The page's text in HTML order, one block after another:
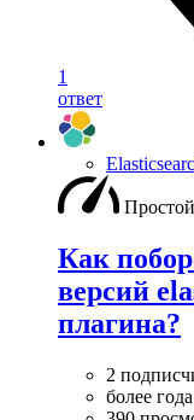
1
ответ
Простой
Как
версий
плагина?
2
более